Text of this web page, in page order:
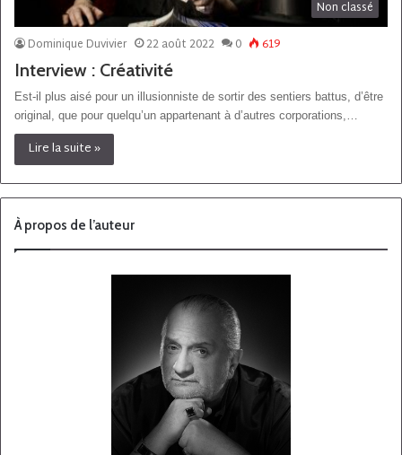
Non classé
Dominique Duvivier
22 août 2022 0 619
Interview : Créativité
Est-il plus aisé pour un illusionniste de sortir des sentiers battus, d’être
original, que pour quelqu’un appartenant à d’autres corporations,…
Lire la suite »
À propos de l’auteur